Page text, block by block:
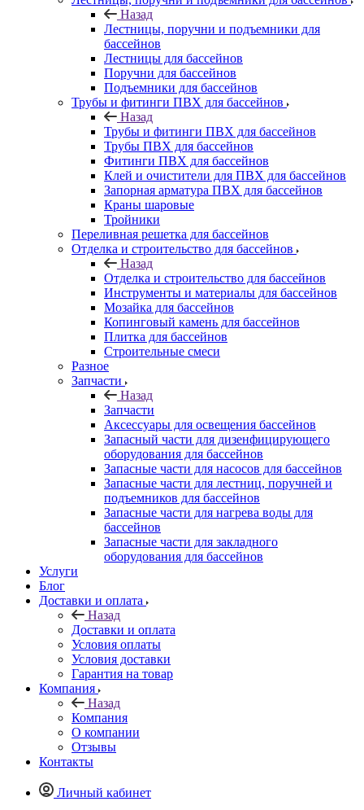
Назад
Лестницы, поручни и подъемники для
бассейнов
Лестницы для бассейнов
Поручни для бассейнов
Подъемники для бассейнов
Трубы и фитинги ПВХ для бассейнов
Назад
Трубы и фитинги ПВХ для бассейнов
Трубы ПВХ для бассейнов
Фитинги ПВХ для бассейнов
Клей и очистители для ПВХ для бассейнов
Запорная арматура ПВХ для бассейнов
Краны шаровые
Тройники
Переливная решетка для бассейнов
Отделка и строительство для бассейнов
Назад
Отделка и строительство для бассейнов
Инструменты и материалы для бассейнов
Мозайка для бассейнов
Копинговый камень для бассейнов
Плитка для бассейнов
Строительные смеси
Разное
Запчасти
Назад
Запчасти
Аксессуары для освещения бассейнов
Запасный части для дизенфицирующего
оборудования для бассейнов
Запасные части для насосов для бассейнов
Запасные части для лестниц, поручней и
подъемников для бассейнов
Запасные части для нагрева воды для
бассейнов
Запасные части для закладного
оборудования для бассейнов
Услуги
Блог
Доставки и оплата
Назад
Доставки и оплата
Условия оплаты
Условия доставки
Гарантия на товар
Компания
Назад
Компания
О компании
Отзывы
Контакты
Личный кабинет